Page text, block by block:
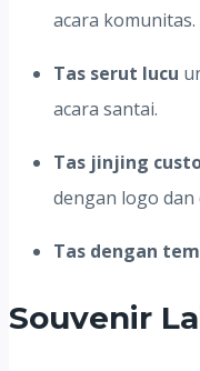
acara komunitas.
Tas serut lucu
acara santai.
Tas jinjing
dengan logo dan
Tas dengan
Souvenir